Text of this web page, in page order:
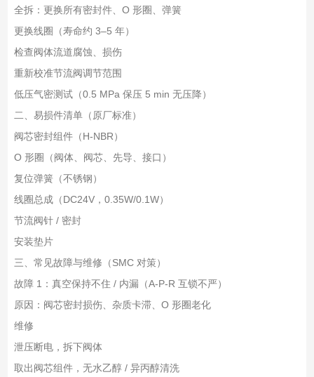
全拆：更换所有密封件、O 形圈、弹簧
更换线圈（寿命约 3–5 年）
检查阀体流道腐蚀、损伤
重新校准节流阀调节范围
低压气密测试（0.5 MPa 保压 5 min 无压降）
二、易损件清单（原厂标准）
阀芯密封组件（H-NBR）
O 形圈（阀体、阀芯、先导、接口）
复位弹簧（不锈钢）
线圈总成（DC24V，0.35W/0.1W）
节流阀针 / 密封
安装垫片
三、常见故障与维修（SMC 对策）
故障 1：真空保持不住 / 内漏（A-P-R 互锁不严）
原因：阀芯密封损伤、杂质卡滞、O 形圈老化
维修
泄压断电，拆下阀体
取出阀芯组件，无水乙醇 / 异丙醇清洗